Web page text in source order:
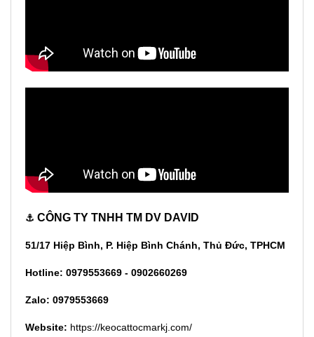
⚓ CÔNG TY TNHH TM DV DAVID
51/17 Hiệp Bình, P. Hiệp Bình Chánh, Thủ Đức, TPHCM
Hotline: 0979553669 - 0902660269
Zalo: 0979553669
Website: https://keocattocmarkj.com/